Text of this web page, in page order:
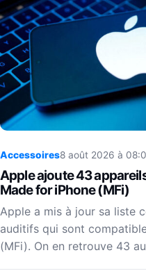
Accessoires8 août 2026 à
Apple ajoute 43
Made for iPhone (MFi)
Apple a mis à jour sa liste
auditifs qui sont
(MFi). On en retrouve 43